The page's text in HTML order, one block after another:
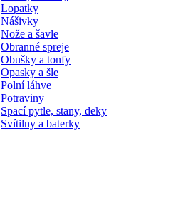
Lopatky
Nášivky
Nože a šavle
Obranné spreje
Obušky a tonfy
Opasky a šle
Polní láhve
Potraviny
Spací pytle, stany, deky
Svítilny a baterky